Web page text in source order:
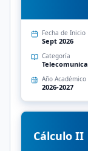
Fecha de Inicio
Sept 2026
Categoría
Año Académico
2026-2027
Cálculo II